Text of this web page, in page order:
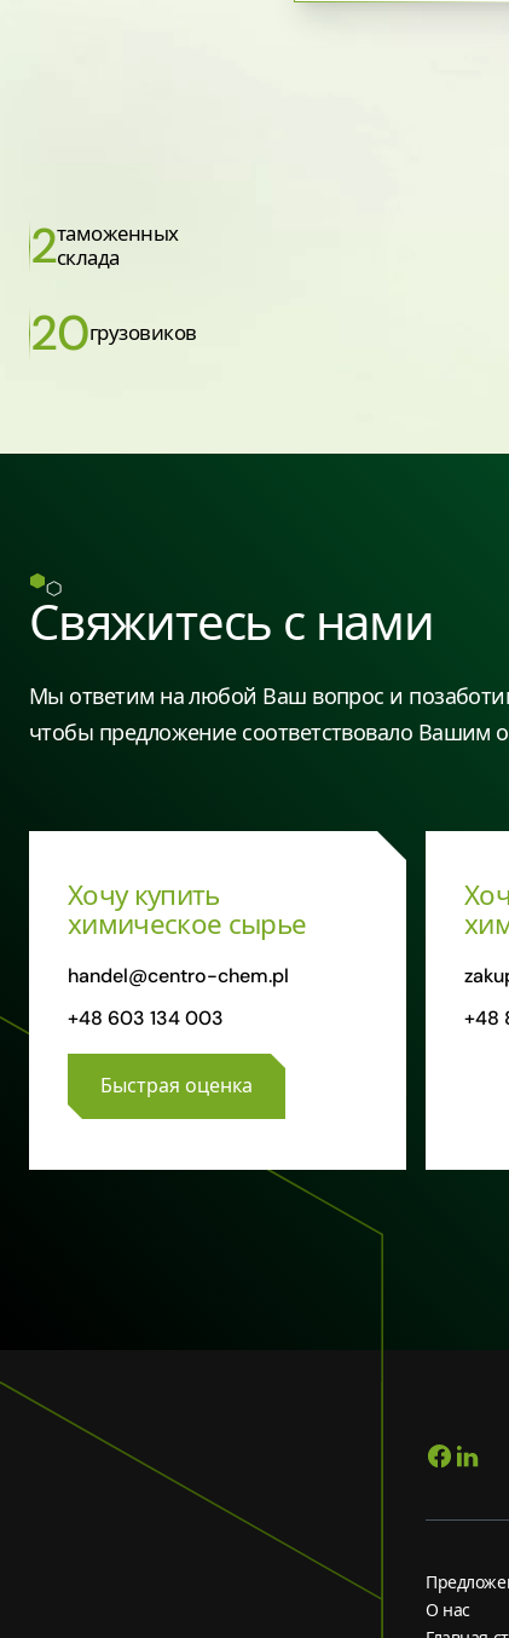
2таможенных
склада
20грузовиков
Свяжитесь с нами
Мы ответим на любой Ваш вопрос и
чтобы предложение соответствовало Вашим
Хочу купить
химическое сырье
handel@centro-chem.pl
+48 603 134 003
Быстрая оценка
+48
О нас